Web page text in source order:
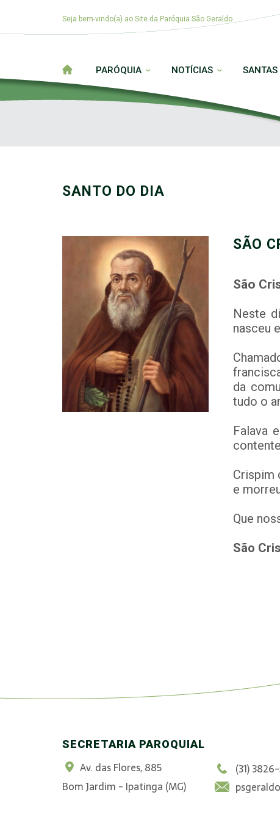
Seja bem-vindo(a) ao Site da Paróquia São Geraldo
PARÓQUIA NOTÍCIAS SANTAS
SANTO DO DIA
SÃO
São
Neste
nasceu
da
tudo o
Falava
Crispim
e
Que
São
SECRETARIA PAROQUIAL
Av. das Flores, 885
Bom Jardim - Ipatinga (MG)
(31)